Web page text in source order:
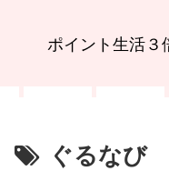
ポイント生活３
ぐるなび